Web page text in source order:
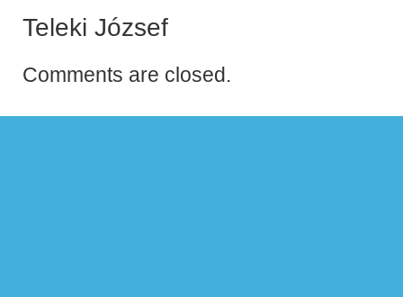
Teleki József
Comments are closed.